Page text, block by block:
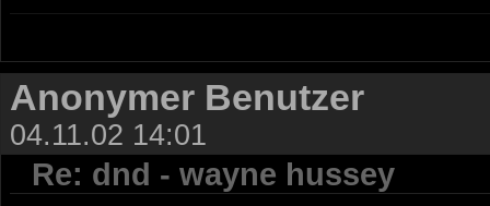
Anonymer Benutzer
04.11.02 14:01
Re: dnd - wayne hussey